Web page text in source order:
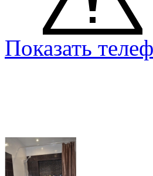
Показать